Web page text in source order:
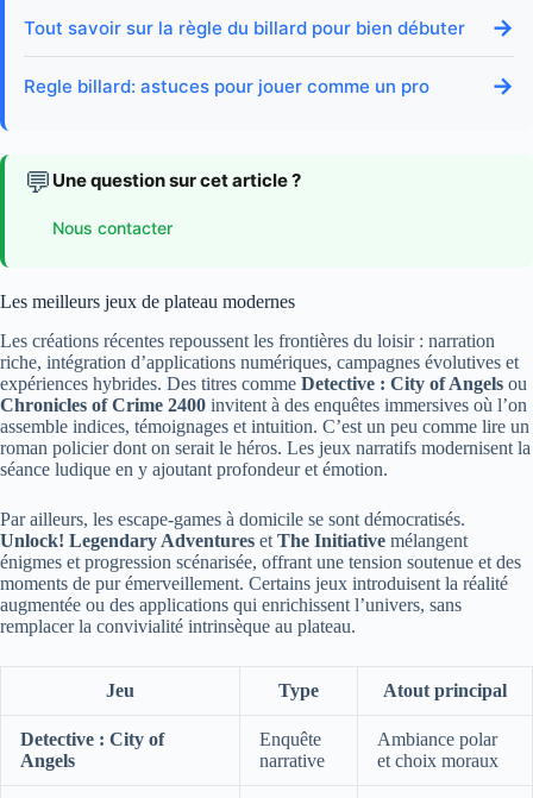
Tout savoir sur la règle du billard pour bien débuter →
Regle billard: astuces pour jouer comme un pro →
💬 Une question sur cet article ?
Nous contacter
Les meilleurs jeux de plateau modernes
Les créations récentes repoussent les frontières du loisir : narration
riche, intégration d’applications numériques, campagnes évolutives et
expériences hybrides. Des titres comme Detective : City of Angels ou
Chronicles of Crime 2400 invitent à des enquêtes immersives où l’on
assemble indices, témoignages et intuition. C’est un peu comme lire un
roman policier dont on serait le héros. Les jeux narratifs modernisent la
séance ludique en y ajoutant profondeur et émotion.
Par ailleurs, les escape-games à domicile se sont démocratisés.
Unlock! Legendary Adventures et The Initiative mélangent
énigmes et progression scénarisée, offrant une tension soutenue et des
moments de pur émerveillement. Certains jeux introduisent la réalité
augmentée ou des applications qui enrichissent l’univers, sans
remplacer la convivialité intrinsèque au plateau.
Jeu Type Atout principal
Detective : City of
Angels
Enquête
narrative
Ambiance polar
et choix moraux